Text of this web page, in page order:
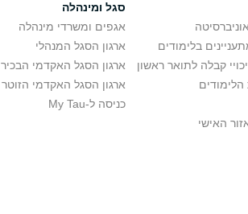
בלימודים
קבלה לתואר ראשון
האישי
סגל ומינהלה
אגפים ומשרדי מינהלה
ארגון הסגל המנהלי
ארגון הסגל האקדמי הבכיר
ארגון הסגל האקדמי הזוטר
כניסה ל-My Tau